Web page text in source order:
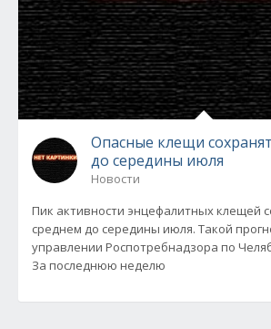
Опасные клещи
до середины июля
Новости
Пик активности энцефалитных клещей
среднем до середины июля. Такой
управлении Роспотребнадзора по
За последнюю неделю